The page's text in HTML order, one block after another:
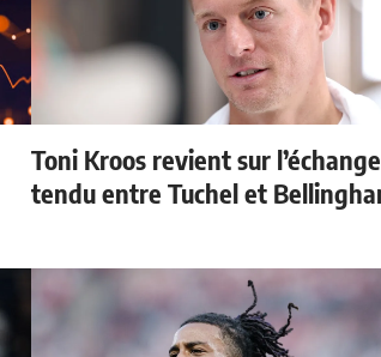
Toni Kroos revient sur l’échange
tendu entre Tuchel et